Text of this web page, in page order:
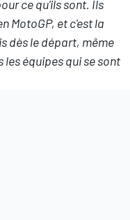
ce qu'ils sont. Ils
MotoGP, et c'est la
dès le départ, même
les équipes qui se sont